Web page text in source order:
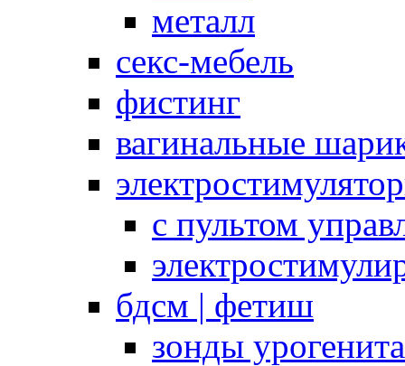
металл
секс-мебель
фистинг
вагинальные
с пультом
бдсм | фетиш
зонды